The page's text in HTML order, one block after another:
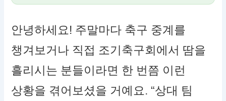
안녕하세요! 주말마다 축구 중계를
챙겨보거나 직접 조기축구회에서 땀을
흘리시는 분들이라면 한 번쯤 이런
상황을 겪어보셨을 거예요. “상대 팀